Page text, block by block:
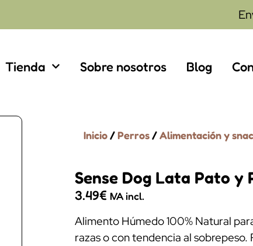
Tienda Sobre nosotros Blog
Inicio/Perros/Alimentación y
Sense Dog Lata Pato y
3.49€ IVA incl.
Alimento Húmedo 100% Natural
razas o con tendencia al